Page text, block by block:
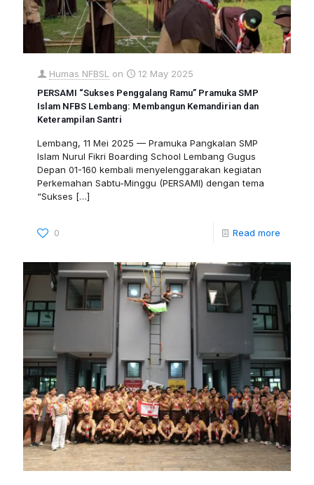
Humas NFBSL on 12 May 2025
PERSAMI “Sukses Penggalang Ramu” Pramuka SMP
Islam NFBS Lembang: Membangun Kemandirian dan
Keterampilan Santri
Lembang, 11 Mei 2025 — Pramuka Pangkalan SMP
Islam Nurul Fikri Boarding School Lembang Gugus
Depan 01-160 kembali menyelenggarakan kegiatan
Perkemahan Sabtu-Minggu (PERSAMI) dengan tema
“Sukses […]
0 Read more